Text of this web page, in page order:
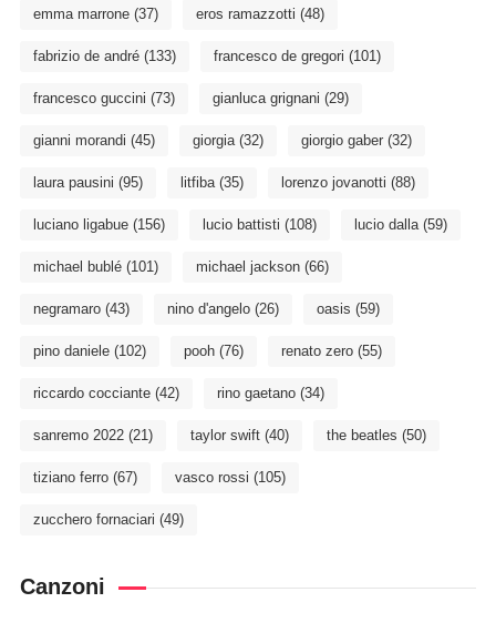
emma marrone(37) eros ramazzotti (48)
fabrizio de andré(133) francesco de gregori (101)
francesco guccini (73) gianluca grignani (29)
gianni morandi (45) giorgia(32) giorgio gaber(32)
laura pausini (95) litfiba(35) lorenzo jovanotti (88)
luciano ligabue(156) lucio battisti (108) lucio dalla(59)
michael bublé(101) michael jackson(66)
negramaro(43) nino d'angelo(26) oasis (59)
pino daniele(102) pooh(76) renato zero(55)
riccardo cocciante(42) rino gaetano(34)
sanremo 2022(21) taylor swift(40) the beatles (50)
tiziano ferro(67) vasco rossi (105)
zucchero fornaciari (49)
Canzoni